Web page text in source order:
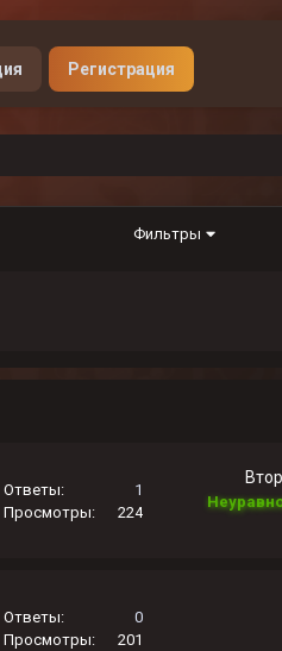
ДонатРегистрация
Фильтры
Ответы
1
Просмотры
224
Ответы
0
Просмотры
201